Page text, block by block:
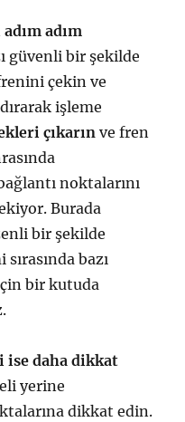
adım
güvenli bir şekilde
çekin ve
işleme
çıkarın ve fren
noktalarını
Burada
bir şekilde
bazı
bir kutuda
ise daha dikkat
yerine
dikkat edin.